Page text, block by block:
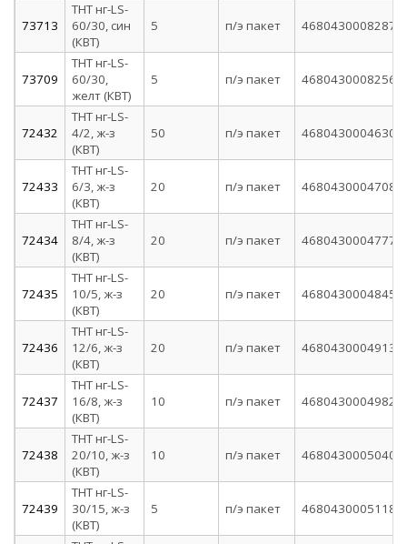
73713
ТНТ нг-LS-
60/30, син
(КВТ)
5 п/э пакет 4680430008287
73709
ТНТ нг-LS-
60/30,
желт (КВТ)
5 п/э пакет 4680430008256
72432
ТНТ нг-LS-
4/2, ж-з
(КВТ)
50 п/э пакет 4680430004630
72433
ТНТ нг-LS-
6/3, ж-з
(КВТ)
20 п/э пакет 4680430004708
72434
ТНТ нг-LS-
8/4, ж-з
(КВТ)
20 п/э пакет 4680430004777
72435
ТНТ нг-LS-
10/5, ж-з
(КВТ)
20 п/э пакет 4680430004845
72436
ТНТ нг-LS-
12/6, ж-з
(КВТ)
20 п/э пакет 4680430004913
72437
ТНТ нг-LS-
16/8, ж-з
(КВТ)
10 п/э пакет 4680430004982
72438
ТНТ нг-LS-
20/10, ж-з
(КВТ)
10 п/э пакет 4680430005040
72439
ТНТ нг-LS-
30/15, ж-з
(КВТ)
5 п/э пакет 4680430005118